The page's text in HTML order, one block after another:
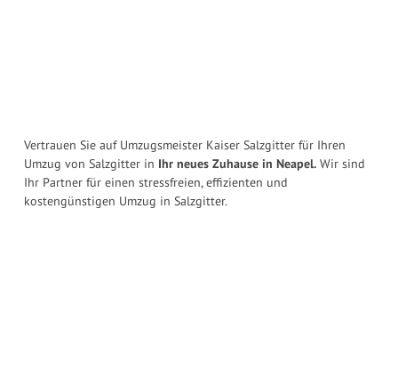
Vertrauen Sie auf Umzugsmeister Kaiser Salzgitter für Ihren
Umzug von Salzgitter in Ihr neues Zuhause in Neapel. Wir sind
Ihr Partner für einen stressfreien, effizienten und
kostengünstigen Umzug in Salzgitter.